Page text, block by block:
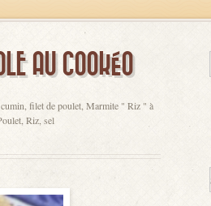
AU COOKÉO
cumin filet de poulet Marmite " Riz " à
Riz sel